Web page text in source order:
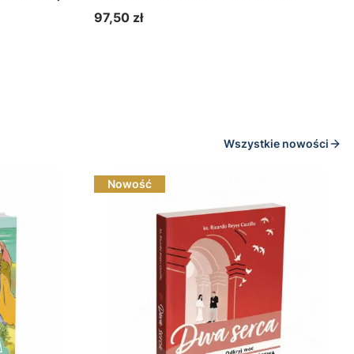
2021/2022
Cena
97,50 zł
Wszystkie nowości
Nowość